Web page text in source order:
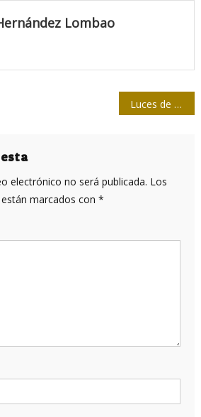
Lombao
Luces de Juan Marrero en la historia del periodismo en Cuba (+ pdf del libro)
electrónico no será publicada. Los
marcados con *